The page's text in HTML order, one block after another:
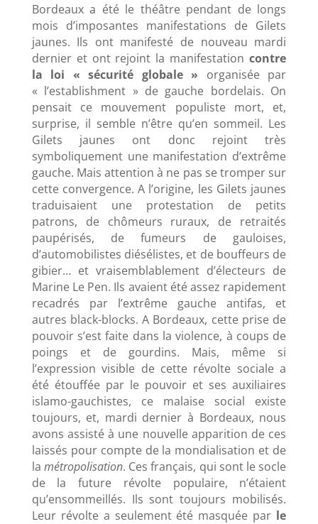
Bordeaux a été le théâtre pendant de longs
mois d’imposantes manifestations de Gilets
jaunes. Ils ont manifesté de nouveau mardi
dernier et ont rejoint la manifestationcontre
la loi « sécurité globale » organisée par
« l’establishment » de gauche bordelais. On
pensait ce mouvement populiste mort, et,
surprise, il semble n’être qu’en sommeil. Les
Gilets jaunes ont donc rejoint très
symboliquement une manifestation d’extrême
gauche. Mais attention à ne pas se tromper sur
cette convergence. A l’origine, les Gilets jaunes
traduisaient une protestation de petits
patrons, de chômeurs ruraux, de retraités
paupérisés, de fumeurs de gauloises,
d’automobilistes diésélistes, et de bouffeurs de
gibier… et vraisemblablement d’électeurs de
Marine Le Pen. Ils avaient été assez rapidement
recadrés par l’extrême gauche antifas, et
autres black-blocks. A Bordeaux, cette prise de
pouvoir s’est faite dans la violence, à coups de
poings et de gourdins. Mais, même si
l’expression visible de cette révolte sociale a
été étouffée par le pouvoir et ses auxiliaires
islamo-gauchistes, ce malaise social existe
toujours, et, mardi dernier à Bordeaux, nous
avons assisté à une nouvelle apparition de ces
laissés pour compte de la mondialisation et de
la métropolisation. Ces français, qui sont le socle
de la future révolte populaire, n’étaient
qu’ensommeillés. Ils sont toujours mobilisés.
Leur révolte a seulement été masquée par le